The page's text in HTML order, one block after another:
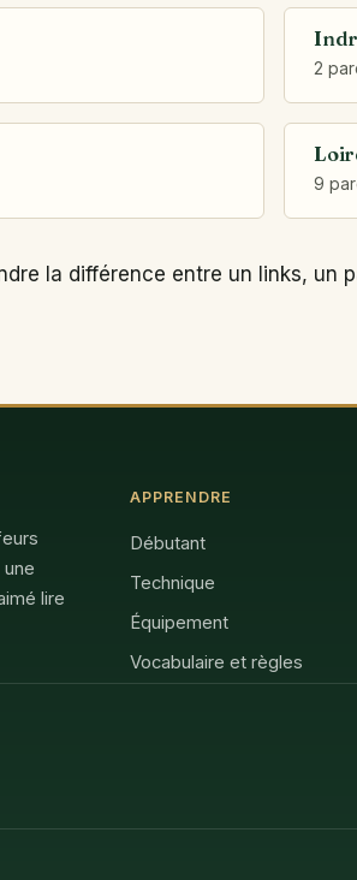
2
9
la différence entre un links, un
lire
APPRENDRE
Débutant
Technique
Équipement
Vocabulaire et règles